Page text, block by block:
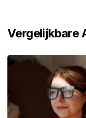
Vergelijkbare